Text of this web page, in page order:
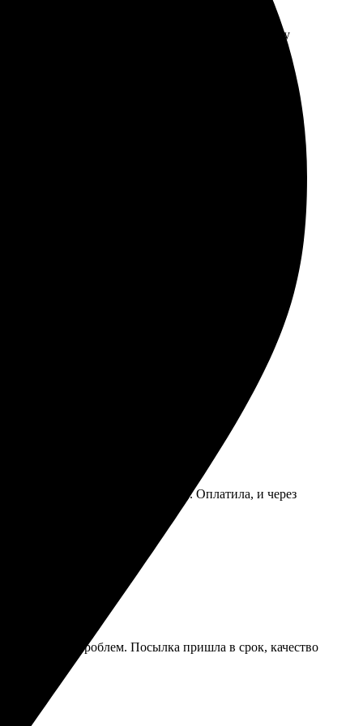
Сделали быстро, но качество подкачало. Не буду
размер 20х30. Очень порадовало качество,
уже на следующий день. Рекомендую,
изображения заняла минуту. Оплатила, и через
фото без проблем. Посылка пришла в срок, качество